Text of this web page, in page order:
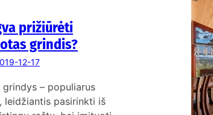
prižiūrėti
grindis?
12-17
grindys – populiarus
leidžiantis pasirinkti iš